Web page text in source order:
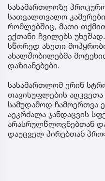
სასამართლოზე
სათვალთვალო
რომლებშიც, მათი
ექთანი ჩვილებს
სწორედ ასეთი
ახალშობილებმა
დაზიანებები.
სასამართლომ ერინ
თავისუფლების აღკვეთა
სამუდამოდ ჩამოერთვა
აეკრძალა ჯანდაცვის
არასრულწლოვნებთან
დაუცველ პირებთან